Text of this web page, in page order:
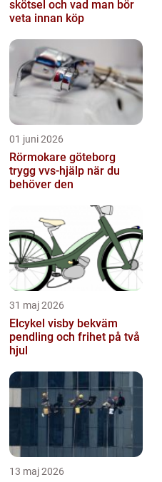
skötsel och vad man bör
veta innan köp
01 juni 2026
Rörmokare göteborg
trygg vvs-hjälp när du
behöver den
31 maj 2026
Elcykel visby bekväm
pendling och frihet på två
hjul
13 maj 2026